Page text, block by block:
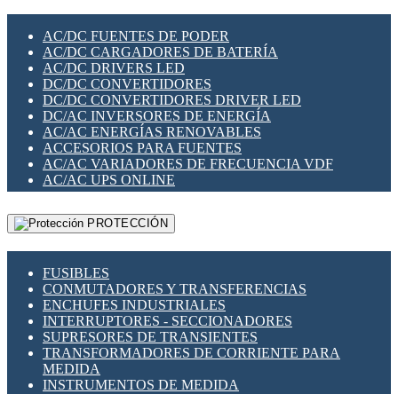
SWITCH Y MICROSWITCH
TARJETAS PI
UNIÓN Y DERIVACIÓN DE CABLE
PLACAS MODULARES IOT
SWITCHES Y REDES WIFI
SOLUCIONES IOT
SOLUCIONES LORAWAN
SOLUCIONES RED CELULAR
SEGURIDAD PARA REDES
SWITCHES LAN
TELEFONÍA IP (VOIP)
VIGILANCIA IP (CCTV)
MESHTASTIC
AC/DC FUENTES DE PODER
AC/DC CARGADORES DE BATERÍA
AC/DC DRIVERS LED
DC/DC CONVERTIDORES
DC/DC CONVERTIDORES DRIVER LED
DC/AC INVERSORES DE ENERGÍA
AC/AC ENERGÍAS RENOVABLES
ACCESORIOS PARA FUENTES
AC/AC VARIADORES DE FRECUENCIA VDF
AC/AC UPS ONLINE
PROTECCIÓN
FUSIBLES
CONMUTADORES Y TRANSFERENCIAS
ENCHUFES INDUSTRIALES
INTERRUPTORES - SECCIONADORES
SUPRESORES DE TRANSIENTES
TRANSFORMADORES DE CORRIENTE PARA
MEDIDA
INSTRUMENTOS DE MEDIDA